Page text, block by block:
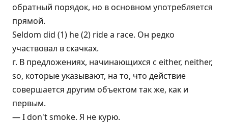
обратный порядок, но в основном употребляется
прямой.
Seldom did (1) he (2) ride a race. Он редко
участвовал в скачках.
г. В предложениях, начинающихся с either, neither,
so, которые указывают, на то, что действие
совершается другим объектом так же, как и
первым.
— I don't smoke. Я не курю.